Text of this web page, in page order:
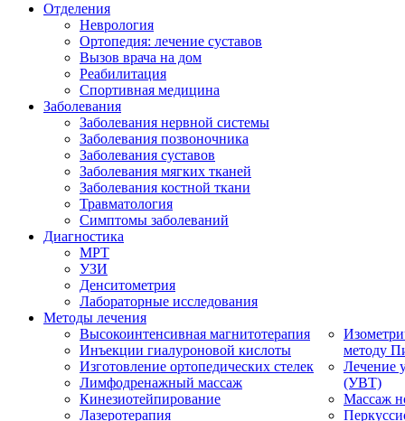
Отделения
Неврология
Ортопедия: лечение суставов
Вызов врача на дом
Реабилитация
Спортивная медицина
Заболевания
Заболевания нервной системы
Заболевания позвоночника
Заболевания суставов
Заболевания мягких тканей
Заболевания костной ткани
Травматология
Симптомы заболеваний
Диагностика
МРТ
УЗИ
Денситометрия
Лабораторные исследования
Методы лечения
Высокоинтенсивная магнитотерапия
Инъекции гиалуроновой кислоты
Изготовление ортопедических стелек
Лимфодренажный массаж
Кинезиотейпирование
Лазеротерапия
методу
Лечение
(УВТ)
Массаж